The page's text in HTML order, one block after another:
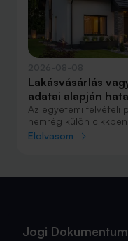
Lakásvásárlás
adatai alapján
Az egyetemi felvételi
nemrég külön
hogy lakást venni
lakásvásárlás. De mi
Elolvasom
Jogi